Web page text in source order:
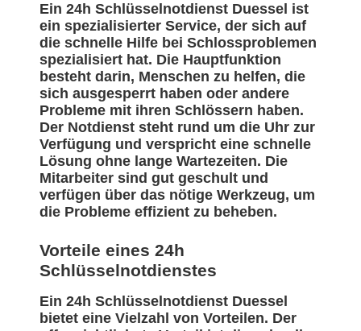
Ein 24h Schlüsselnotdienst Duessel ist
ein spezialisierter Service, der sich auf
die schnelle Hilfe bei Schlossproblemen
spezialisiert hat. Die Hauptfunktion
besteht darin, Menschen zu helfen, die
sich ausgesperrt haben oder andere
Probleme mit ihren Schlössern haben.
Der Notdienst steht rund um die Uhr zur
Verfügung und verspricht eine schnelle
Lösung ohne lange Wartezeiten. Die
Mitarbeiter sind gut geschult und
verfügen über das nötige Werkzeug, um
die Probleme effizient zu beheben.
Vorteile eines 24h
Schlüsselnotdienstes
Ein 24h Schlüsselnotdienst Duessel
bietet eine Vielzahl von Vorteilen. Der